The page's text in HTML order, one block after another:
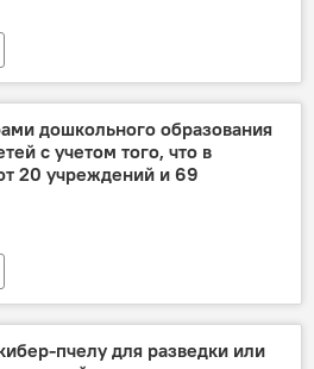
дошкольного образования
с учетом того, что в
20 учреждений и 69
пчелу для разведки или